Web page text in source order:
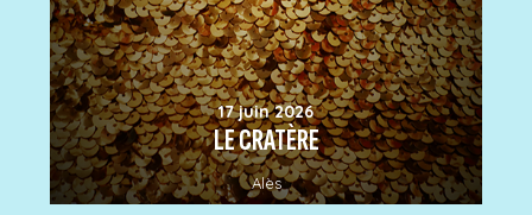
17 juin 2026
LE CRATÈRE
Alès